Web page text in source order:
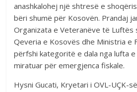
anashkalohej një shtresë e
bëri shumë për Kosovën. Prandaj
Organizata e Veteranëve të Luftës
Qeveria e Kosovës dhe Ministria e
përfshi kategoritë e dala nga lufta e
miratuar për emergjenca fiskale.
Hysni Gucati, Kryetari i OVL-UÇK-